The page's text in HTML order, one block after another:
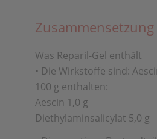
Zusammensetzung
Was Reparil-Gel enthält
• Die Wirkstoffe sind:
100 g enthalten:
Aescin 1,0 g
Diethylaminsalicylat 5,0 g